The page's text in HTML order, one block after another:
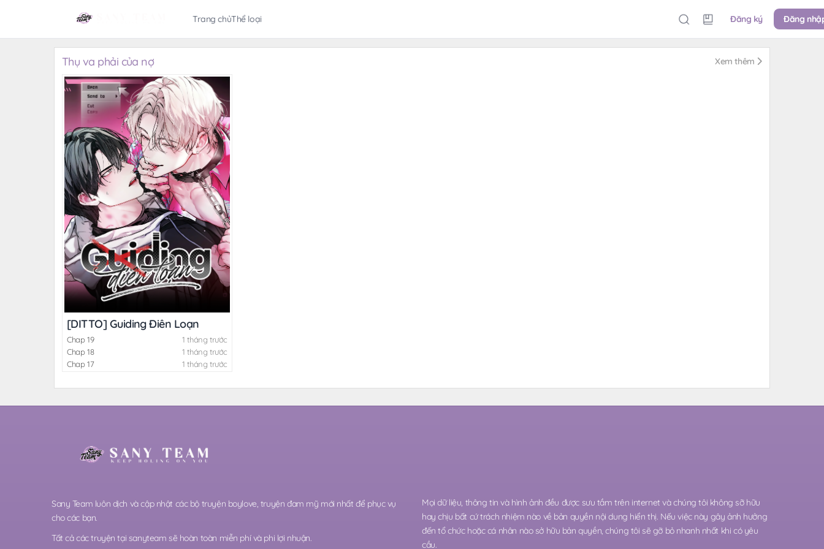
Trang chủThể loại Đăng ký Đăng
Thụ va phải của nợ Xem thêm
[DITTO] Guiding Điên Loạn
Chap 19
1 tháng trước
Chap 18
1 tháng trước
Chap 17
1 tháng trước
Sany Team luôn dịch và cập nhật các bộ truyện boylove, truyện đam mỹ mới nhất để phục vụ
cho các bạn.
Tất cả các truyện tại sanyteam sẽ hoàn toàn miễn phí và phi lợi nhuận.
Mọi dữ liệu, thông tin và hình ảnh đều được sưu tầm trên internet và chúng tôi không sỡ hữu
hay chịu bất cứ trách nhiệm nào về bản quyền nội dung hiển thị. Nếu việc này gây ảnh hưởng
đến tổ chức hoặc cá nhân nào sở hữu bản quyền, chúng tôi sẽ gỡ bỏ nhanh nhất khi có yêu
cầu.